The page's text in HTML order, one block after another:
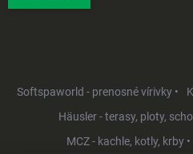
Softspaworld - prenosné vírivky •
Häusler - terasy, ploty,
MCZ - kachle, kotly, krby •